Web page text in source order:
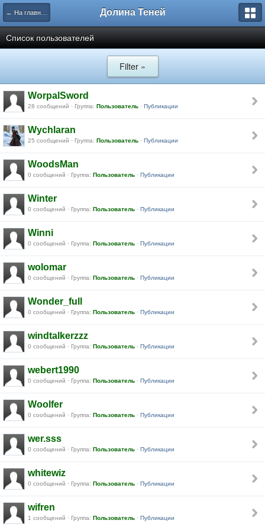
← На главную Долина Теней
Список пользователей
Filter »
WorpalSword
28 сообщений · Группа: Пользователь · Публикации
Wychlaran
25 сообщений · Группа: Пользователь · Публикации
WoodsMan
0 сообщений · Группа: Пользователь · Публикации
Winter
0 сообщений · Группа: Пользователь · Публикации
Winni
0 сообщений · Группа: Пользователь · Публикации
wolomar
0 сообщений · Группа: Пользователь · Публикации
Wonder_full
0 сообщений · Группа: Пользователь · Публикации
windtalkerzzz
0 сообщений · Группа: Пользователь · Публикации
webert1990
0 сообщений · Группа: Пользователь · Публикации
Woolfer
0 сообщений · Группа: Пользователь · Публикации
wer.sss
0 сообщений · Группа: Пользователь · Публикации
whitewiz
0 сообщений · Группа: Пользователь · Публикации
wifren
1 сообщений · Группа: Пользователь · Публикации